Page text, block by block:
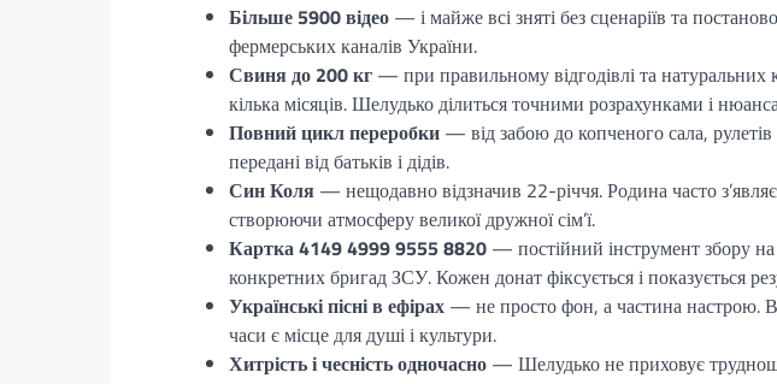
Більше 5900 відео — і майже всі зняті без сценаріїв та
фермерських каналів України.
Свиня до 200 кг — при правильному відгодівлі та натуральних
кілька місяців. Шелудько ділиться точними розрахунками і
Повний цикл переробки — від забою до копченого сала,
передані від батьків і дідів.
Син Коля — нещодавно відзначив 22-річчя. Родина часто
створюючи атмосферу великої дружної сім’ї.
Картка 4149 4999 9555 8820 — постійний інструмент збору
конкретних бригад ЗСУ. Кожен донат фіксується і показується
Українські пісні в ефірах — не просто фон, а частина настрою.
часи є місце для душі і культури.
Хитрість і чесність одночасно — Шелудько не приховує